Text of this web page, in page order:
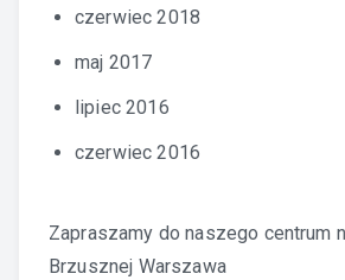
czerwiec 2018
maj 2017
lipiec 2016
czerwiec 2016
Zapraszamy do naszego centrum
Brzusznej Warszawa